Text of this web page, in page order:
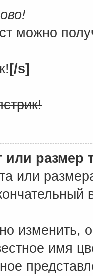
можно
[/s]
или размер
или
изменить,
имя